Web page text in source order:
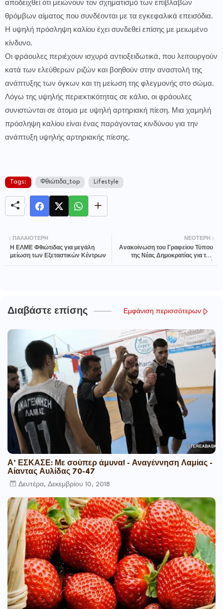
αποδειχθεί ότι μειώνουν τον σχηματισμό των επιβλαβών
θρόμβων αίματος που συνδέονται με τα εγκεφαλικά επεισόδια.
Η υψηλή πρόσληψη καλίου έχει συνδεθεί επίσης με μειωμένο
κίνδυνο.
Οι φράουλες περιέχουν ισχυρά αντιοξειδωτικά, που λειτουργούν
κατά των ελεύθερων ριζών και βοηθούν στην αναστολή της
ανάπτυξης των όγκων και τη μείωση της φλεγμονής στο σώμα.
Λόγω της υψηλής περιεκτικότητας σε κάλιο, οι φράουλες
συνιστώνται σε άτομα με υψηλή αρτηριακή πίεση. Μια χαμηλή
πρόσληψη καλίου είναι ένας παράγοντας κινδύνου για την
ανάπτυξη υψηλής αρτηριακής πίεσης.
Tags: Φθιώτιδα_top Lifestyle
ΝΕΌΤΕΡΗ
Ανακοίνωση του Γραφείου Τύπου
της Νέας Δημοκρατίας για την
ΠΑΛΑΙΌΤΕΡΗ
Η ΕΛΜΕ Φθιώτιδας για μεγάλη
μείωση των Εξεταστικών Κέντρων
Διαβάστε επίσης Εμφάνιση περισσότερων
Α’ ΕΣΚΑΣΕ: Με σούπερ άμυνα! - Αναγέννηση Λαμίας -
Αίαντας Αυλίδας 70-47
Δευτέρα, Δεκεμβρίου 10, 2018